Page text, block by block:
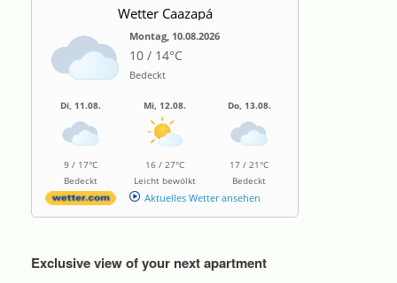
Wetter Caazapá
Montag, 10.08.2026
10 / 14°C
Bedeckt
Di, 11.08.
9 / 17°C
Bedeckt
Mi, 12.08.
16 / 27°C
Leicht bewölkt
Do, 13.08.
17 / 21°C
Bedeckt
Aktuelles Wetter ansehen
Exclusive view of your next apartment